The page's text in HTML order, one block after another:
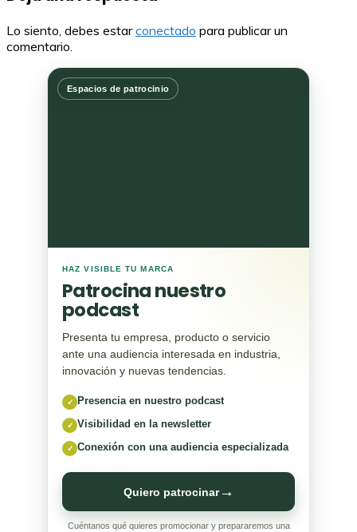
Lo siento, debes estarconectado para publicar un
comentario.
Espacios de patrocinio
HAZ VISIBLE TU MARCA
Patrocina nuestro
podcast
Presenta tu empresa, producto o servicio
ante una audiencia interesada en industria,
innovación y nuevas tendencias.
✓ Presencia en nuestro podcast
✓ Visibilidad en la newsletter
✓ Conexión con una audiencia especializada
Quiero patrocinar→
Cuéntanos qué quieres promocionar y prepararemos una